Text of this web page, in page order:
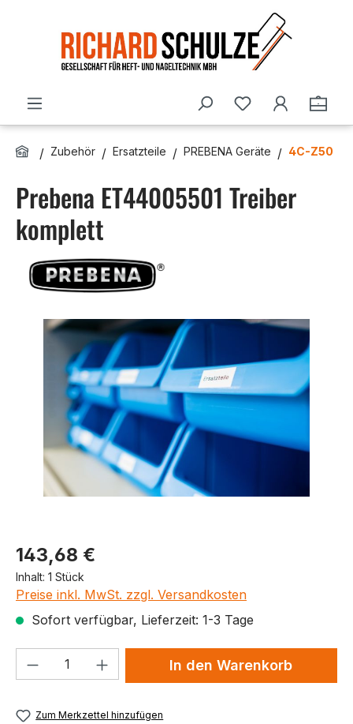
Du hast 0
Zubehör Ersatzteile PREBENA Geräte 4C-Z50
Prebena ET44005501 Treiber
komplett
Bildergalerie überspringen
Produktpreis
143,68 €
Inhalt: 1 Stück
Preise inkl. MwSt. zzgl. Versandkosten
Sofort verfügbar, Lieferzeit: 1-3 Tage
Produkt Anzahl: Gib denIn den Warenkorb
Zum Merkzettel hinzufügen